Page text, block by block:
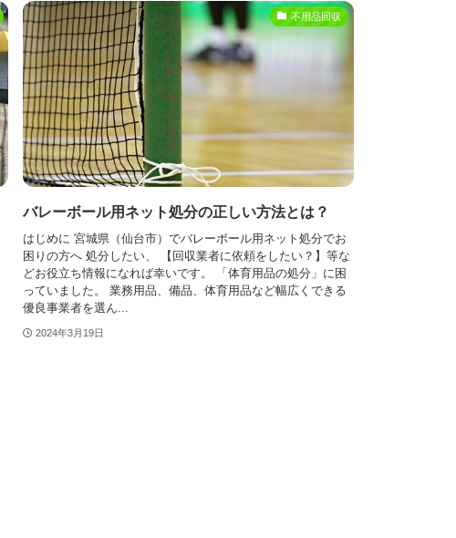
不用品回収
バレーボール用ネット処分の正しい方法とは？
はじめに 宮城県（仙台市）でバレーボール用ネット処分でお
困りの方へ 処分したい、 【回収業者に依頼をしたい？】等な
どお役立ち情報になれば幸いです。 「体育用品の処分」に困
っていました。 業務用品、備品、体育用品など幅広くできる
優良事業者を選ん...
2024年3月19日